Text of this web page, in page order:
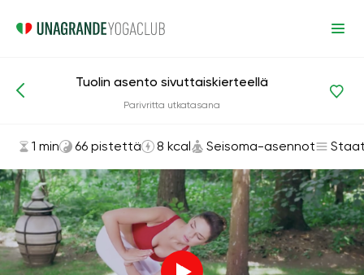
Asanat ja harjoitukset Seisoma-asennot
Tuolin asento sivuttaiskierteellä
Parivritta utkatasana
1 min 66 pistettä 8 kcal Seisoma-asennot